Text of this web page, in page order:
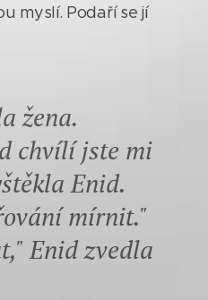
myslí. Podaří se jí
žena.
chvílí jste mi
Enid.
mírnit."
Enid zvedla